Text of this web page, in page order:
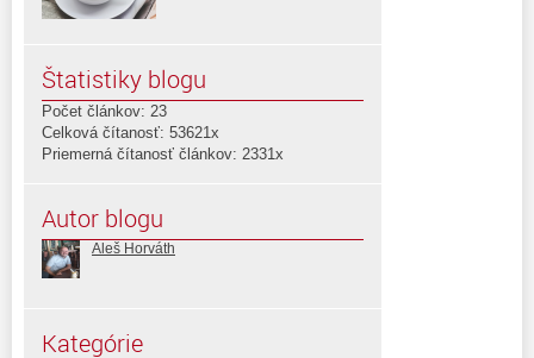
Štatistiky blogu
Počet článkov: 23
Celková čítanosť: 53621x
Priemerná čítanosť článkov: 2331x
Autor blogu
Aleš Horváth
Kategórie